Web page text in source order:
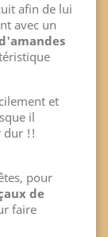
afin de lui
avec un
et
il
dur !!
pour
de
faire